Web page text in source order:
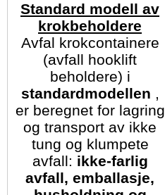
Standard modell av
krokbeholdere
Avfal krokcontainere
(avfall hooklift
beholdere) i
standardmodellen ,
er beregnet for lagring
og transport av ikke
tung og klumpete
avfall: ikke-farlig
avfall, emballasje,